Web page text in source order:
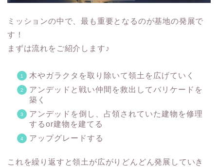
ミッションの中で、最も重要となるのが基地の発展で
す！
まずは流れをご紹介します♪
木やガラクタを取り除いて領土を広げていく
アンデッドと戦い仲間を救出してバリケードを
築く
アンデッドを倒し、占領されていた建物を修理
するor建物を建てる
アップグレードする
これを繰り返すと領土が広がりどんどん発展していき